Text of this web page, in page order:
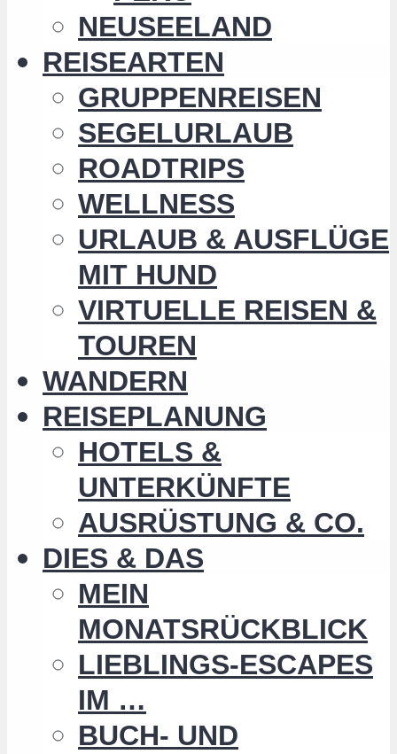
NEUSEELAND
REISEARTEN
GRUPPENREISEN
SEGELURLAUB
ROADTRIPS
WELLNESS
URLAUB & AUSFLÜGE
MIT HUND
VIRTUELLE REISEN &
TOUREN
WANDERN
REISEPLANUNG
HOTELS &
UNTERKÜNFTE
AUSRÜSTUNG & CO.
DIES & DAS
MEIN
MONATSRÜCKBLICK
LIEBLINGS-ESCAPES
IM …
BUCH- UND